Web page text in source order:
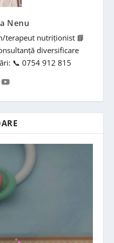
Nenu
terapeut nutriționist 📘
diversificare
📞 0754 912 815